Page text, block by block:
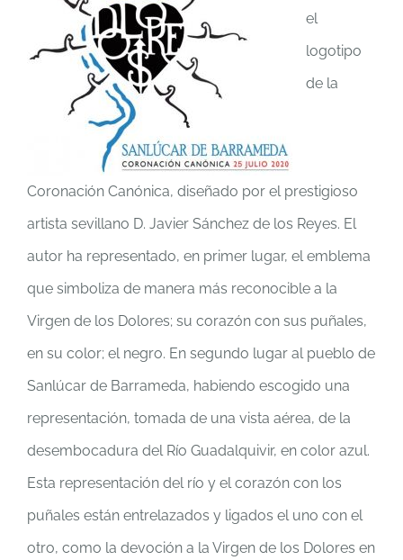
el
logotipo
de la
Coronación Canónica, diseñado por el prestigioso
artista sevillano D. Javier Sánchez de los Reyes. El
autor ha representado, en primer lugar, el emblema
que simboliza de manera más reconocible a la
Virgen de los Dolores; su corazón con sus puñales,
en su color; el negro. En segundo lugar al pueblo de
Sanlúcar de Barrameda, habiendo escogido una
representación, tomada de una vista aérea, de la
desembocadura del Río Guadalquivir, en color azul.
Esta representación del río y el corazón con los
puñales están entrelazados y ligados el uno con el
otro, como la devoción a la Virgen de los Dolores en